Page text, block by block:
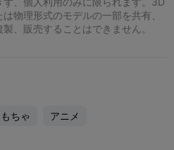
物理形式のモデルの一部を共有、
、販売することはできません。
ちゃ アニメ